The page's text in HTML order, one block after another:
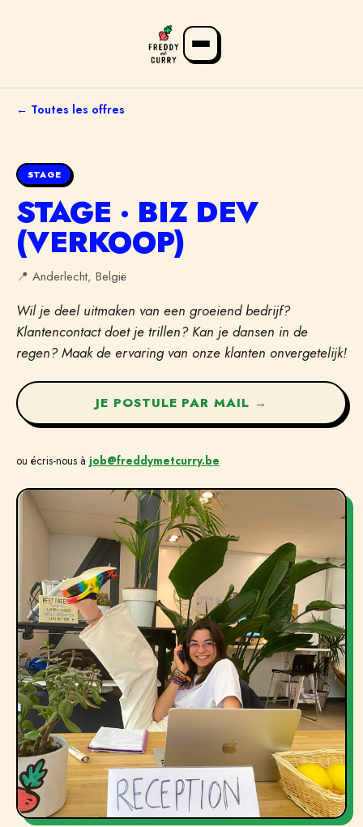
← Toutes les offres
STAGE
STAGE · BIZ DEV
(VERKOOP)
📍 Anderlecht, België
Wil je deel uitmaken van een groeiend bedrijf?
Klantencontact doet je trillen? Kan je dansen in de
regen? Maak de ervaring van onze klanten onvergetelijk!
JE POSTULE PAR MAIL →
ou écris-nous à job@freddymetcurry.be